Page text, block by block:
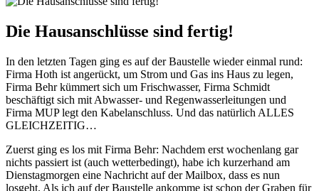
Die Hausanschlüsse sind fertig!
In den letzten Tagen ging es auf der Baustelle wieder einmal rund:
Firma Hoth ist angerückt, um Strom und Gas ins Haus zu legen,
Firma Behr kümmert sich um Frischwasser, Firma Schmidt
beschäftigt sich mit Abwasser- und Regenwasserleitungen und
Firma MUP legt den Kabelanschluss. Und das natürlich ALLES
GLEICHZEITIG…
Zuerst ging es los mit Firma Behr: Nachdem erst wochenlang gar
nichts passiert ist (auch wetterbedingt), habe ich kurzerhand am
Dienstagmorgen eine Nachricht auf der Mailbox, dass es nun
losgeht. Als ich auf der Baustelle ankomme ist schon der Graben für